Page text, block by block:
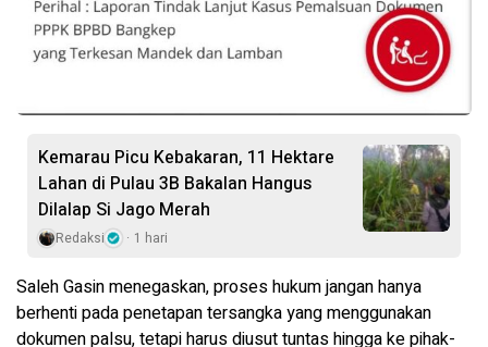
Kemarau Picu Kebakaran, 11 Hektare
Lahan di Pulau 3B Bakalan Hangus
Dilalap Si Jago Merah
Redaksi 1 hari
Saleh Gasin menegaskan, proses hukum jangan hanya
berhenti pada penetapan tersangka yang menggunakan
dokumen palsu, tetapi harus diusut tuntas hingga ke pihak-